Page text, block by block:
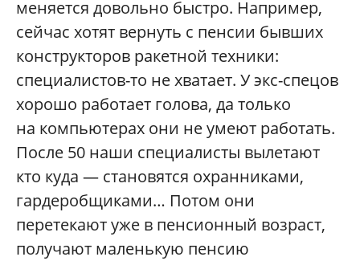
меняется довольно быстро. Например,
сейчас хотят вернуть с пенсии бывших
конструкторов ракетной техники:
специалистов-то не хватает. У экс-спецов
хорошо работает голова, да только
на компьютерах они не умеют работать.
После 50 наши специалисты вылетают
кто куда — становятся охранниками,
гардеробщиками… Потом они
перетекают уже в пенсионный возраст,
получают маленькую пенсию